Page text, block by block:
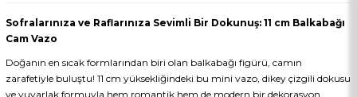
Sofralarınıza ve Raflarınıza Sevimli Bir Dokunuş: 11 cm Balkabağı
Cam Vazo
Doğanın en sıcak formlarından biri olan balkabağı figürü, camın
zarafetiyle buluştu! 11 cm yüksekliğindeki bu mini vazo, dikey çizgili dokusu
ve yuvarlak formuyla hem romantik hem de modern bir dekorasyon